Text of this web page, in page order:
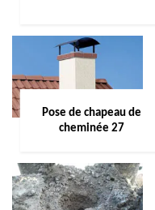
Pose de chapeau de
cheminée 27